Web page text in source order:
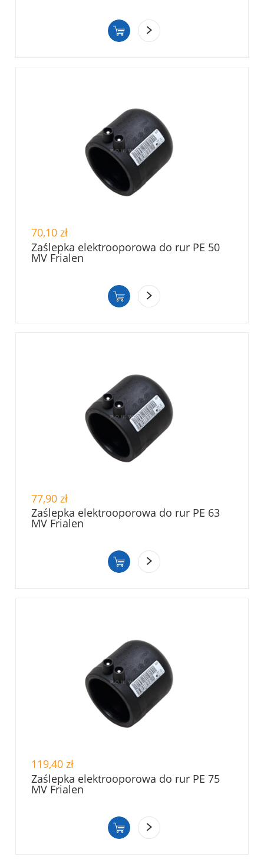
70,10 zł
Zaślepka elektrooporowa do rur PE 50
MV Frialen
77,90 zł
Zaślepka elektrooporowa do rur PE 63
MV Frialen
119,40 zł
Zaślepka elektrooporowa do rur PE 75
MV Frialen